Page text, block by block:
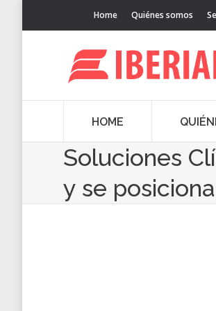
Home Quiénes somos
HOME
Soluciones
y se